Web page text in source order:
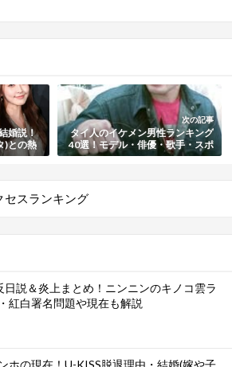
婚説！
)との熱
次の記事
タイ人のイケメン男性ランキング
40選！モデル・俳優・歌手・スポ
ーツ選手【最新版】
セスランキング
日説＆炎上まとめ！ニンニンのキノコ雲ラ
紅白署名問題や現在も解説
ホの現在！U-KISS脱退理由・結婚(嫁や子